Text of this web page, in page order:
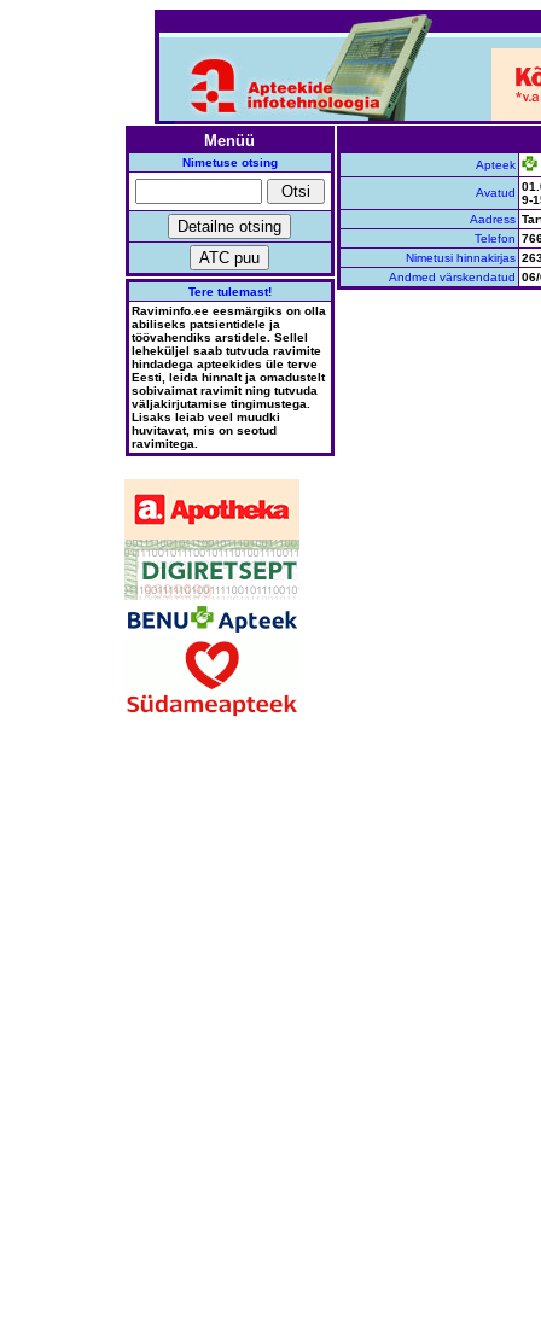
Menüü
Nimetuse otsing
Tere tulemast!
Raviminfo.ee eesmärgiks on olla
abiliseks patsientidele ja
töövahendiks arstidele. Sellel
leheküljel saab tutvuda ravimite
hindadega apteekides üle terve
Eesti, leida hinnalt ja omadustelt
sobivaimat ravimit ning tutvuda
väljakirjutamise tingimustega.
Lisaks leiab veel muudki
huvitavat, mis on seotud
ravimitega.
Apteek
Avatud
9-
Aadress
Telefon
Nimetusi hinnakirjas
Andmed värskendatud